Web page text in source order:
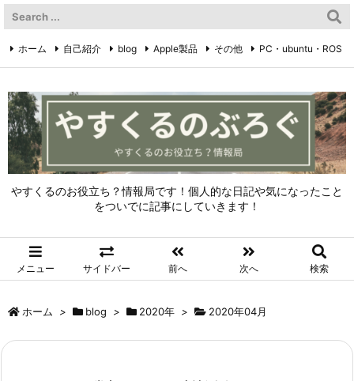
やすくるのお役立ち？情報局です！個人的な日記や気になったこと
をついでに記事にしていきます！
メニュー サイドバー 前へ 次へ 検索
ホーム 自己紹介 blog Apple製品 その他 PC・ubuntu・ROS
ホーム > blog > 2020年 > 2020年04月